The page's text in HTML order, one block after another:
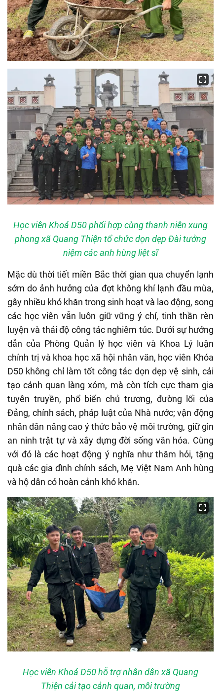
Học viên Khoá D50 phối hợp cùng thanh niên xung
phong xã Quang Thiện tổ chức dọn dẹp Đài tưởng
niệm các anh hùng liệt sĩ
Mặc dù thời tiết miền Bắc thời gian qua chuyển lạnh
sớm do ảnh hưởng của đợt không khí lạnh đầu mùa,
gây nhiều khó khăn trong sinh hoạt và lao động, song
các học viên vẫn luôn giữ vững ý chí, tinh thần rèn
luyện và thái độ công tác nghiêm túc. Dưới sự hướng
dẫn của Phòng Quản lý học viên và Khoa Lý luận
chính trị và khoa học xã hội nhân văn, học viên Khóa
D50 không chỉ làm tốt công tác dọn dẹp vệ sinh, cải
tạo cảnh quan làng xóm, mà còn tích cực tham gia
tuyên truyền, phổ biến chủ trương, đường lối của
Đảng, chính sách, pháp luật của Nhà nước; vận động
nhân dân nâng cao ý thức bảo vệ môi trường, giữ gìn
an ninh trật tự và xây dựng đời sống văn hóa. Cùng
với đó là các hoạt động ý nghĩa như thăm hỏi, tặng
quà các gia đình chính sách, Mẹ Việt Nam Anh hùng
và hộ dân có hoàn cảnh khó khăn.
Học viên Khoá D50 hỗ trợ nhân dân xã Quang
Thiện cải tạo cảnh quan, môi trường